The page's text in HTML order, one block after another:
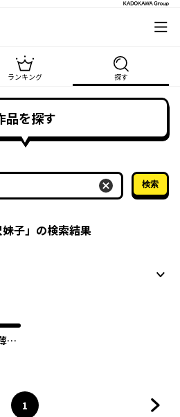
ランキング 探す
品を探す
検索
妹子」の検索結果
幸
1